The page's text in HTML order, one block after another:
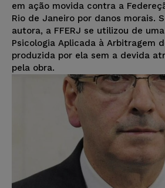
em ação movida contra a
Rio de Janeiro por danos morais.
autora, a FFERJ se utilizou de
Psicologia Aplicada à Arbitragem
produzida por ela sem a devida
pela obra.